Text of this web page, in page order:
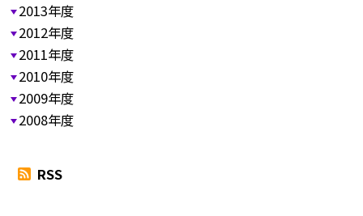
2013年度
2012年度
2011年度
2010年度
2009年度
2008年度
RSS